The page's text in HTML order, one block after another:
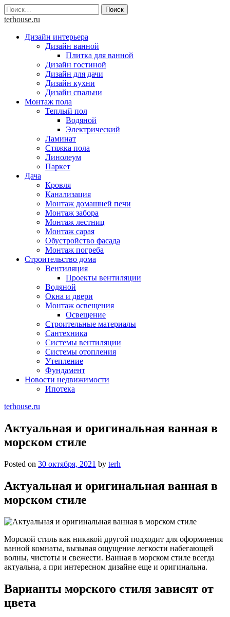
Skip
to
Найти:
terhouse.ru
Дизайн интерьера
Дизайн ванной
Плитка для ванной
Дизайн гостиной
Дизайн для дачи
Дизайн кухни
Дизайн спальни
Монтаж пола
Теплый пол
Водяной
Электрический
Ламинат
Стяжка пола
Линолеум
Паркет
Дача
Кровля
Канализация
Монтаж домашней печи
Монтаж забора
Монтаж лестниц
Монтаж сарая
Обустройство фасада
Монтаж погреба
Строительство дома
Вентиляция
Проекты вентиляции
Водяной
Окна и двери
Монтаж освещения
Освещение
Строительные материалы
Сантехника
Системы вентиляции
Системы отопления
Утепление
Фундамент
Новости недвижимости
Ипотека
terhouse.ru
Актуальная и оригинальная ванная в
морском стиле
Posted on 30 октября, 2021 by terh
Актуальная и оригинальная ванная в
морском стиле
Морской стиль как никакой другой подходит для оформления
ванной комнаты, вызывая ощущение легкости набегающей
волны, чистоты и свежести. Ванная в морском стиле всегда
актуальна, а при интересном дизайне еще и оригинальна.
Варианты морского стиля зависят от
цвета